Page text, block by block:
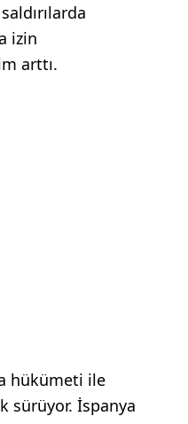
izin
arttı.
hükümeti ile
sürüyor. İspanya